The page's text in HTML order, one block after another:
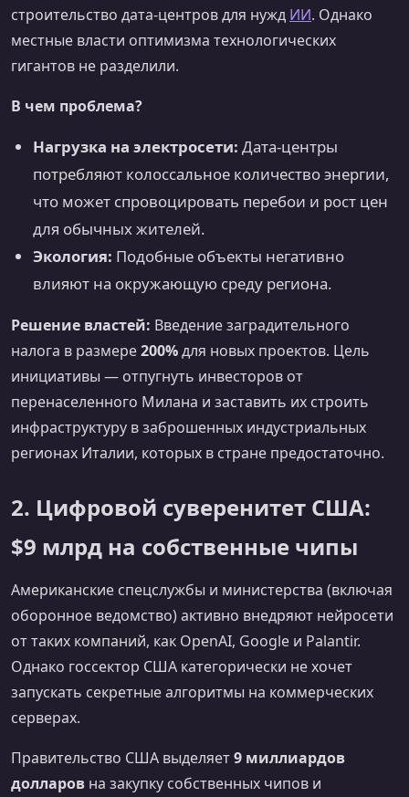
строительство дата-центров для нужд ИИ. Однако
местные власти оптимизма технологических
гигантов не разделили.
В чем проблема?
Нагрузка на электросети: Дата-центры
потребляют колоссальное количество энергии,
что может спровоцировать перебои и рост цен
для обычных жителей.
Экология: Подобные объекты негативно
влияют на окружающую среду региона.
Решение властей: Введение заградительного
налога в размере200%для новых проектов. Цель
инициативы — отпугнуть инвесторов от
перенаселенного Милана и заставить их строить
инфраструктуру в заброшенных индустриальных
регионах Италии, которых в стране предостаточно.
2. Цифровой суверенитет США:
$9 млрд на собственные чипы
Американские спецслужбы и министерства (включая
оборонное ведомство) активно внедряют нейросети
от таких компаний, как OpenAI, Google и Palantir.
Однако госсектор США категорически не хочет
запускать секретные алгоритмы на коммерческих
серверах.
Правительство США выделяет9 миллиардов
долларов на закупку собственных чипов и